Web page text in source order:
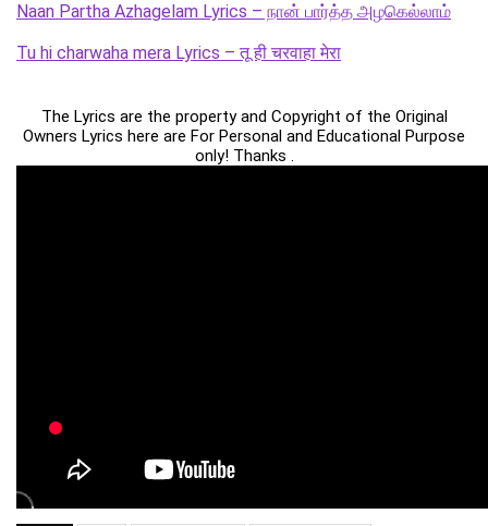
Naan Partha Azhagelam Lyrics – நான் பார்த்த அழகெல்லாம்
Tu hi charwaha mera Lyrics – तू ही चरवाहा मेरा
The Lyrics are the property and Copyright of the Original
Owners Lyrics here are For Personal and Educational Purpose
only! Thanks .